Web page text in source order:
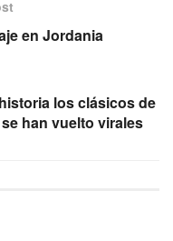
en Jordania
los clásicos de
han vuelto virales